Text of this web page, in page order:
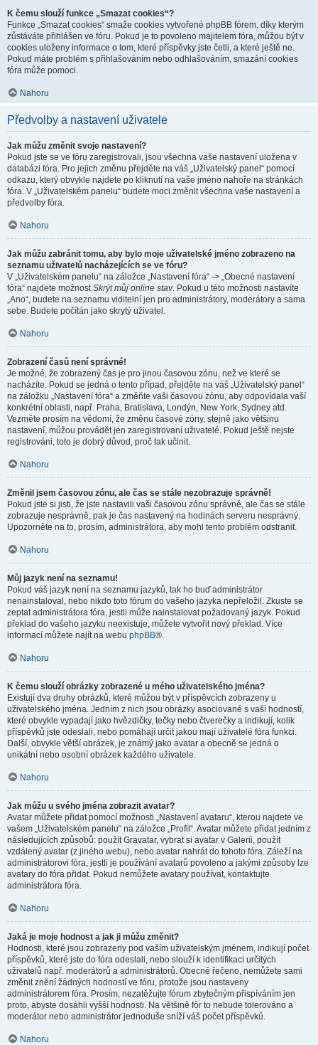
K čemu slouží funkce „Smazat cookies“?
Funkce „Smazat cookies“ smaže cookies vytvořené phpBB fórem, díky kterým
zůstáváte přihlášen ve fóru. Pokud je to povoleno majitelem fóra, můžou být v
cookies uloženy informace o tom, které příspěvky jste četli, a které ještě ne.
Pokud máte problém s přihlašováním nebo odhlašováním, smazání cookies
fóra může pomoci.
Nahoru
Předvolby a nastavení uživatele
Jak můžu změnit svoje nastavení?
Pokud jste se ve fóru zaregistrovali, jsou všechna vaše nastavení uložena v
databázi fóra. Pro jejich změnu přejděte na váš „Uživatelský panel“ pomocí
odkazu, který obvykle najdete po kliknutí na vaše jméno nahoře na stránkách
fóra. V „Uživatelském panelu“ budete moci změnit všechna vaše nastavení a
předvolby fóra.
Nahoru
Jak můžu zabránit tomu, aby bylo moje uživatelské jméno zobrazeno na
seznamu uživatelů nacházejících se ve fóru?
V „Uživatelském panelu“ na záložce „Nastavení fóra“ -> „Obecné nastavení
fóra“ najdete možnostSkrýt můj online stav. Pokud u této možnosti nastavíte
„Ano“, budete na seznamu viditelní jen pro administrátory, moderátory a sama
sebe. Budete počítán jako skrytý uživatel.
Nahoru
Zobrazení časů není správné!
Je možné, že zobrazený čas je pro jinou časovou zónu, než ve které se
nacházíte. Pokud se jedná o tento případ, přejděte na váš „Uživatelský panel“
na záložku „Nastavení fóra“ a změňte vaši časovou zónu, aby odpovídala vaší
konkrétní oblasti, např. Praha, Bratislava, Londýn, New York, Sydney atd.
Vezměte prosím na vědomí, že změnu časové zóny, stejně jako většinu
nastavení, můžou provádět jen zaregistrovaní uživatelé. Pokud ještě nejste
registrováni, toto je dobrý důvod, proč tak učinit.
Nahoru
Změnil jsem časovou zónu, ale čas se stále nezobrazuje správně!
Pokud jste si jisti, že jste nastavili vaši časovou zónu správně, ale čas se stále
zobrazuje nesprávně, pak je čas nastavený na hodinách serveru nesprávný.
Upozorněte na to, prosím, administrátora, aby mohl tento problém odstranit.
Nahoru
Můj jazyk není na seznamu!
Pokud váš jazyk není na seznamu jazyků, tak ho buď administrátor
nenainstaloval, nebo nikdo toto fórum do vašeho jazyka nepřeložil. Zkuste se
zeptat administrátora fóra, jestli může nainstalovat požadovaný jazyk. Pokud
překlad do vašeho jazyku neexistuje, můžete vytvořit nový překlad. Více
informací můžete najít na webu phpBB®.
Nahoru
K čemu slouží obrázky zobrazené u mého uživatelského jména?
Existují dva druhy obrázků, které můžou být v příspěvcích zobrazeny u
uživatelského jména. Jedním z nich jsou obrázky asociované s vaší hodností,
které obvykle vypadají jako hvězdičky, tečky nebo čtverečky a indikují, kolik
příspěvků jste odeslali, nebo pomáhají určit jakou mají uživatelé fóra funkci.
Další, obvykle větší obrázek, je známý jako avatar a obecně se jedná o
unikátní nebo osobní obrázek každého uživatele.
Nahoru
Jak můžu u svého jména zobrazit avatar?
Avatar můžete přidat pomocí možnosti „Nastavení avataru“, kterou najdete ve
vašem „Uživatelském panelu“ na záložce „Profil“. Avatar můžete přidat jedním z
následujících způsobů: použít Gravatar, vybrat si avatar v Galerii, použít
vzdálený avatar (z jiného webu), nebo avatar nahrát do tohoto fóra. Záleží na
administrátorovi fóra, jestli je používání avatarů povoleno a jakými způsoby lze
avatary do fóra přidat. Pokud nemůžete avatary používat, kontaktujte
administrátora fóra.
Nahoru
Jaká je moje hodnost a jak ji můžu změnit?
Hodnosti, které jsou zobrazeny pod vaším uživatelským jménem, indikují počet
příspěvků, které jste do fóra odeslali, nebo slouží k identifikaci určitých
uživatelů např. moderátorů a administrátorů. Obecně řečeno, nemůžete sami
změnit znění žádných hodností ve fóru, protože jsou nastaveny
administrátorem fóra. Prosím, nezatěžujte fórum zbytečným přispíváním jen
proto, abyste dosáhli vyšší hodnosti. Na většině fór to nebude tolerováno a
moderátor nebo administrátor jednoduše sníží váš počet příspěvků.
Nahoru